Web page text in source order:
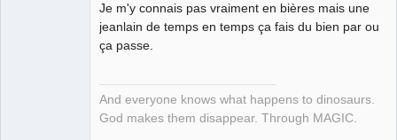
Je m'y connais pas vraiment en bières mais une
jeanlain de temps en temps ça fais du bien par ou
ça passe.
And everyone knows what happens to dinosaurs.
God makes them disappear. Through MAGIC.